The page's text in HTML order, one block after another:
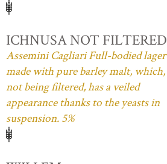
ICHNUSA NOT FILTERED
Assemini Cagliari Full-bodied lager
made with pure barley malt, which,
not being filtered, has a veiled
appearance thanks to the yeasts in
suspension. 5%